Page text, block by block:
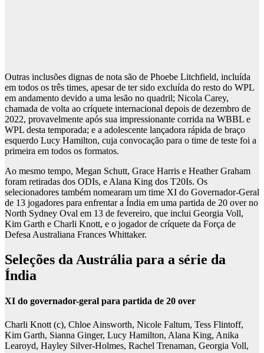
Outras inclusões dignas de nota são de Phoebe Litchfield, incluída
em todos os três times, apesar de ter sido excluída do resto do WPL
em andamento devido a uma lesão no quadril; Nicola Carey,
chamada de volta ao críquete internacional depois de dezembro de
2022, provavelmente após sua impressionante corrida na WBBL e
WPL desta temporada; e a adolescente lançadora rápida de braço
esquerdo Lucy Hamilton, cuja convocação para o time de teste foi a
primeira em todos os formatos.
Ao mesmo tempo, Megan Schutt, Grace Harris e Heather Graham
foram retiradas dos ODIs, e Alana King dos T20Is. Os
selecionadores também nomearam um time XI do Governador-Geral
de 13 jogadores para enfrentar a Índia em uma partida de 20 over no
North Sydney Oval em 13 de fevereiro, que inclui Georgia Voll,
Kim Garth e Charli Knott, e o jogador de críquete da Força de
Defesa Australiana Frances Whittaker.
Seleções da Austrália para a série da
Índia
XI do governador-geral para partida de 20 over
Charli Knott (c), Chloe Ainsworth, Nicole Faltum, Tess Flintoff,
Kim Garth, Sianna Ginger, Lucy Hamilton, Alana King, Anika
Learoyd, Hayley Silver-Holmes, Rachel Trenaman, Georgia Voll,